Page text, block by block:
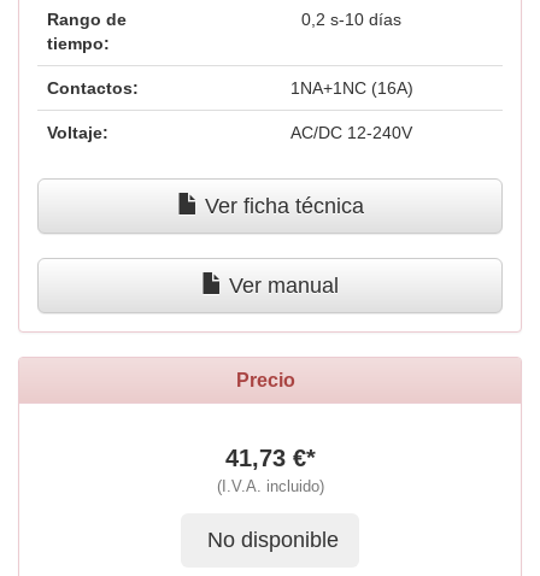
Rango de
tiempo:
0,2 s-10 días
Contactos: 1NA+1NC (16A)
Voltaje: AC/DC 12-240V
Ver ficha técnica
Ver manual
Precio
41,73 €*
(I.V.A. incluido)
No disponible